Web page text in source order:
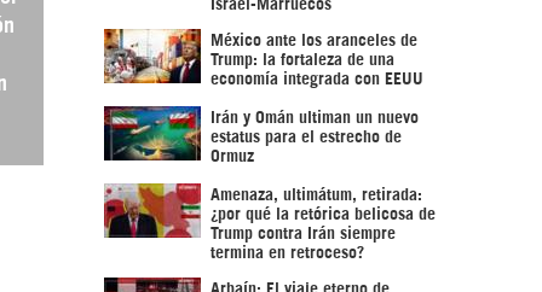
Israel-Marruecos
México ante los aranceles de
Trump: la fortaleza de una
economía integrada con EEUU
Irán y Omán ultiman un nuevo
estatus para el estrecho de
Ormuz
Amenaza, ultimátum, retirada:
¿por qué la retórica belicosa de
Trump contra Irán siempre
termina en retroceso?
Arbaín: El viaje eterno de